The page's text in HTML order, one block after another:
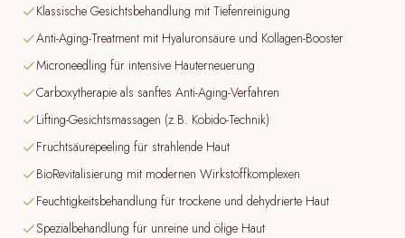
Klassische Gesichtsbehandlung mit Tiefenreinigung
Anti-Aging-Treatment mit Hyaluronsäure und Kollagen-Booster
Microneedling für intensive Hauterneuerung
Carboxytherapie als sanftes Anti-Aging-Verfahren
Lifting-Gesichtsmassagen (z.B. Kobido-Technik)
Fruchtsäurepeeling für strahlende Haut
BioRevitalisierung mit modernen Wirkstoffkomplexen
Feuchtigkeitsbehandlung für trockene und dehydrierte Haut
Spezialbehandlung für unreine und ölige Haut